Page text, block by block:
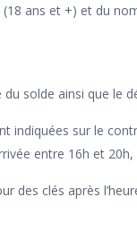
(18 ans et +) et du
du solde ainsi que le
indiquées sur le
entre 16h et
des clés après